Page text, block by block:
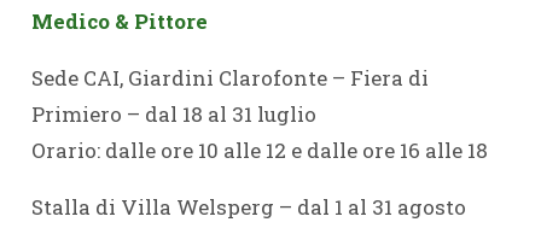
Medico & Pittore
Sede CAI, Giardini Clarofonte – Fiera di
Primiero – dal 18 al 31 luglio
Orario: dalle ore 10 alle 12 e dalle ore 16 alle 18
Stalla di Villa Welsperg – dal 1 al 31 agosto